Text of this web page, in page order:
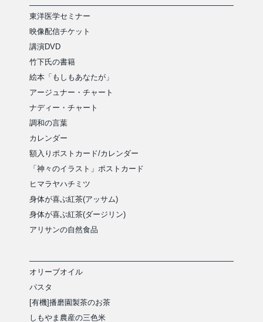
東洋医学セミナー
映像配信チケット
講演DVD
竹下氏の書籍
絵本「もしもあなたが」
アージュナー・チャート
ナディー・チャート
調和の言葉
カレンダー
額入りポストカード/カレンダー
「神々のイラスト」ポストカード
ヒマラヤハチミツ
身体が喜ぶ紅茶(アッサム)
身体が喜ぶ紅茶(ダージリン)
アリサンの自然食品
オリーブオイル
パスタ
[有機]播磨園製茶のお茶
しもやま農産の三色米